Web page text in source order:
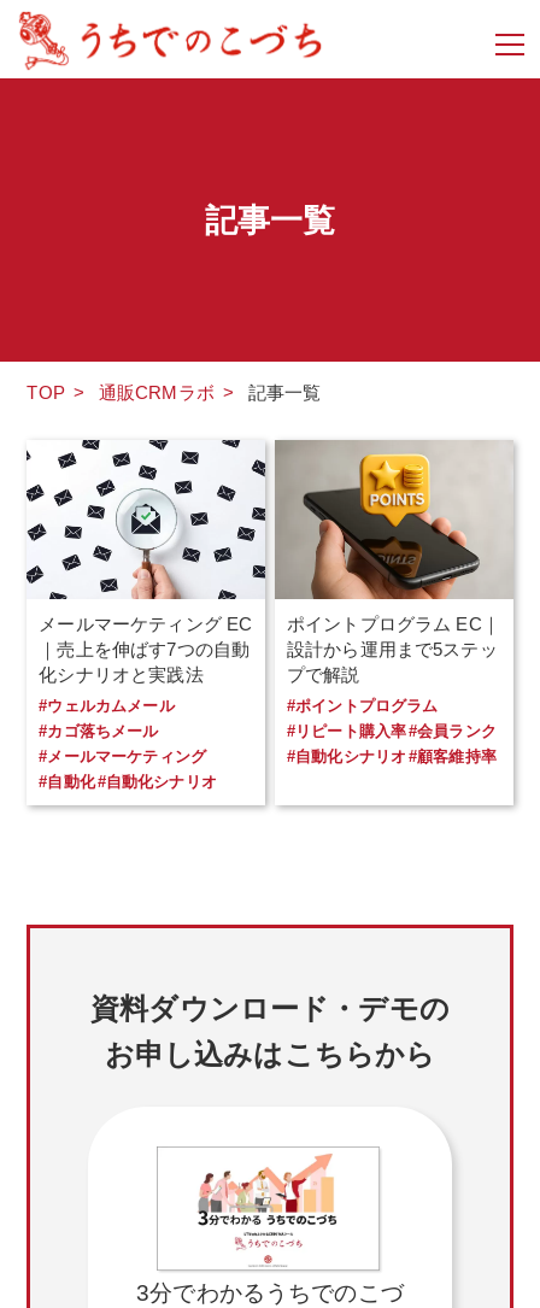
記事一覧
TOP > 通販CRMラボ > 記事一覧
メールマーケティング EC
｜売上を伸ばす7つの自動
化シナリオと実践法
#ウェルカムメール
#カゴ落ちメール
#メールマーケティング
#自動化#自動化シナリオ
ポイントプログラム EC｜
設計から運用まで5ステッ
プで解説
#ポイントプログラム
#リピート購入率#会員ランク
#自動化シナリオ #顧客維持率
資料ダウンロード・デモの
お申し込みはこちらから
3分でわかるうちでのこづ